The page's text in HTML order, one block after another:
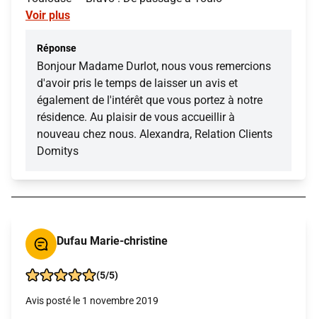
Voir plus
Réponse
Bonjour Madame Durlot, nous vous remercions
d'avoir pris le temps de laisser un avis et
également de l'intérêt que vous portez à notre
résidence. Au plaisir de vous accueillir à
nouveau chez nous. Alexandra, Relation Clients
Domitys
Dufau Marie-christine
(5/5)
Avis posté le 1 novembre 2019